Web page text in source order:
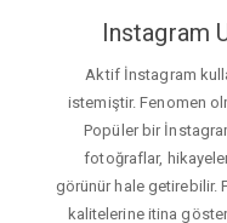
Instagram
Aktif İnstagram
istemiştir. Fenomen
Popüler bir
fotoğraflar,
görünür hale getirebilir.
kalitelerine itina